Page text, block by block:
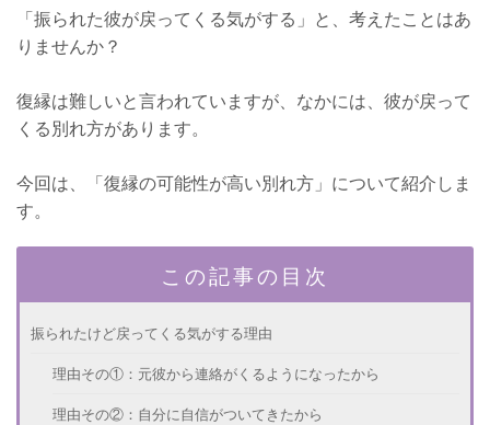
「振られた彼が戻ってくる気がする」と、考えたことはあ
りませんか？
復縁は難しいと言われていますが、なかには、彼が戻って
くる別れ方があります。
今回は、「復縁の可能性が高い別れ方」について紹介しま
す。
この記事の目次
振られたけど戻ってくる気がする理由
理由その①：元彼から連絡がくるようになったから
理由その②：自分に自信がついてきたから